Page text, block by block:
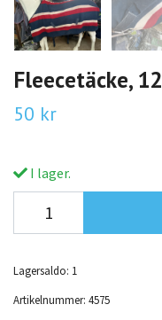
Fleecetäcke,
50 kr
I lager.
Lagersaldo: 1
Artikelnummer: 4575